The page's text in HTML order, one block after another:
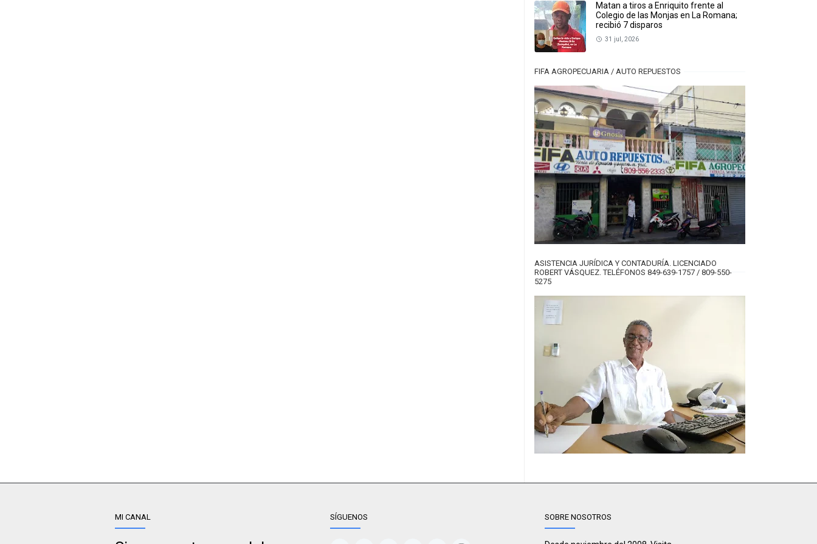
Matan a tiros a Enriquito frente al
Colegio de las Monjas en La Romana;
recibió 7 disparos
31 jul, 2026
FIFA AGROPECUARIA / AUTO REPUESTOS
ASISTENCIA JURÍDICA Y CONTADURÍA. LICENCIADO
ROBERT VÁSQUEZ. TELÉFONOS 849-639-1757 / 809-550-
5275
MI CANAL SÍGUENOS SOBRE NOSOTROS